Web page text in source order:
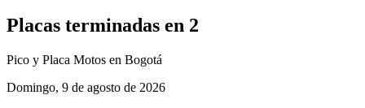
Placas terminadas en 2
Pico y Placa Motos en Bogotá
Domingo, 9 de agosto de 2026